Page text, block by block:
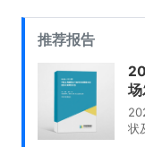
推荐报告
状